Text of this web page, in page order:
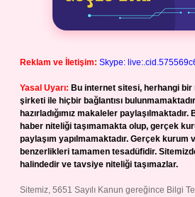
Reklam ve İletişim: Skype:
Yasal Uyarı: Bu internet sitesi, herhangi
şirketi ile hiçbir bağlantısı
hazırladığımız makaleler
haber niteliği taşımamakta olup, gerçek
paylaşım yapılmamaktadır. Gerçek kurum
benzerlikleri tamamen tesadüfidir.
halindedir ve tavsiye niteliği taşımazlar.
Sitemiz, 5651 Sayılı Kanun gereğince Bilgi